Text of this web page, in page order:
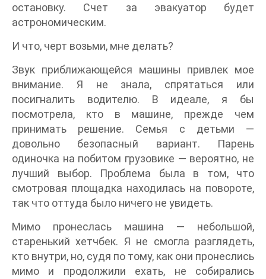
остановку. Счет за эвакуатор будет
астрономическим.
И что, черт возьми, мне делать?
Звук приближающейся машины привлек мое
внимание. Я не знала, спрятаться или
посигналить водителю. В идеале, я бы
посмотрела, кто в машине, прежде чем
принимать решение. Семья с детьми ―
довольно безопасный вариант. Парень
одиночка на побитом грузовике ― вероятно, не
лучший выбор. Проблема была в том, что
смотровая площадка находилась на повороте,
так что оттуда было ничего не увидеть.
Мимо пронеслась машина ― небольшой,
старенький хетчбек. Я не смогла разглядеть,
кто внутри, но, судя по тому, как они пронеслись
мимо и продолжили ехать, не собирались